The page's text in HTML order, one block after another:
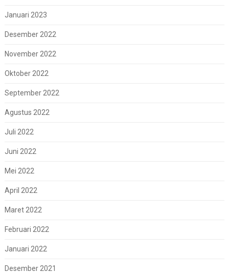
Januari 2023
Desember 2022
November 2022
Oktober 2022
September 2022
Agustus 2022
Juli 2022
Juni 2022
Mei 2022
April 2022
Maret 2022
Februari 2022
Januari 2022
Desember 2021